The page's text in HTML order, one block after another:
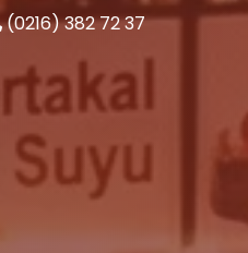
(0216) 382 72 37